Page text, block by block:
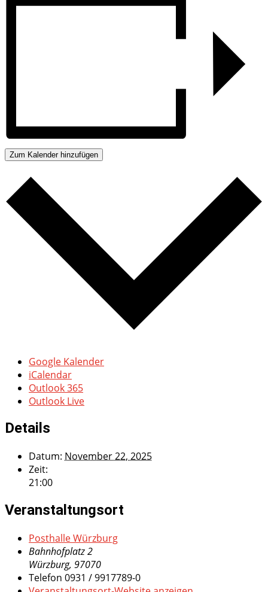
Zum Kalender hinzufügen
Google Kalender
iCalendar
Outlook 365
Outlook Live
Details
Datum: November 22, 2025
Zeit:
21:00
Veranstaltungsort
Posthalle Würzburg
Bahnhofplatz 2
Würzburg, 97070
Telefon 0931 / 9917789-0